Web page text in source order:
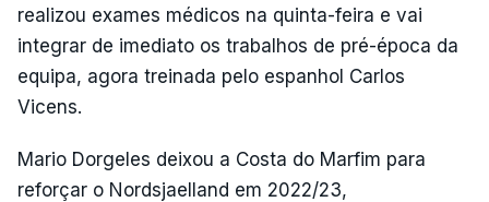
realizou exames médicos na quinta-feira e vai
integrar de imediato os trabalhos de pré-época da
equipa, agora treinada pelo espanhol Carlos
Vicens.
Mario Dorgeles deixou a Costa do Marfim para
reforçar o Nordsjaelland em 2022/23,